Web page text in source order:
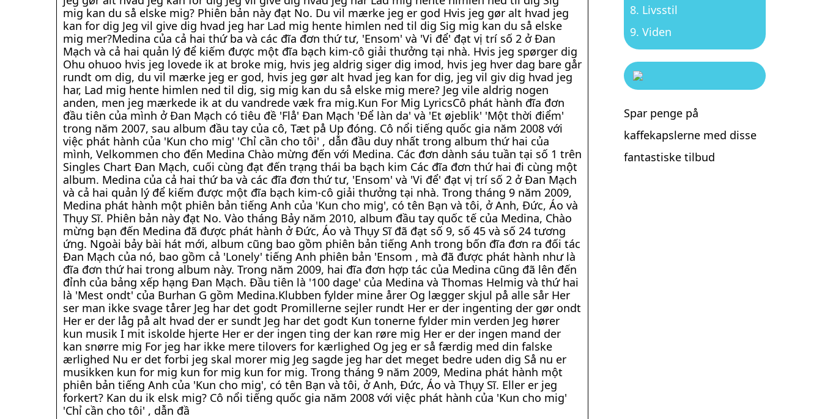
mig kan du så elske mig? Phiên bản này đạt No. Du vil mærke jeg er god Hvis jeg gør alt hvad jeg
kan for dig Jeg vil give dig hvad jeg har Lad mig hente himlen ned til dig Sig mig kan du så elske
mig mer?Medina của cả hai thứ ba và các đĩa đơn thứ tư, 'Ensom' và 'Vi để' đạt vị trí số 2 ở Đan
Mạch và cả hai quản lý để kiếm được một đĩa bạch kim-cô giải thưởng tại nhà. Hvis jeg spørger dig
Ohu ohuoo hvis jeg lovede ik at broke mig, hvis jeg aldrig siger dig imod, hvis jeg hver dag bare går
rundt om dig, du vil mærke jeg er god, hvis jeg gør alt hvad jeg kan for dig, jeg vil giv dig hvad jeg
har, Lad mig hente himlen ned til dig, sig mig kan du så elske mig mere? Jeg vile aldrig nogen
anden, men jeg mærkede ik at du vandrede væk fra mig.Kun For Mig LyricsCô phát hành đĩa đơn
đầu tiên của mình ở Đan Mạch có tiêu đề 'Flå' Đan Mạch 'Để làn da' và 'Et øjeblik' 'Một thời điểm'
trong năm 2007, sau album đầu tay của cô, Tæt på Up đóng. Cô nổi tiếng quốc gia năm 2008 với
việc phát hành của 'Kun cho mig' 'Chỉ cần cho tôi' , dẫn đầu duy nhất trong album thứ hai của
mình, Velkommen cho đến Medina Chào mừng đến với Medina. Các đơn dành sáu tuần tại số 1 trên
Singles Chart Đan Mạch, cuối cùng đạt đến trạng thái ba bạch kim Các đĩa đơn thứ hai đi cùng một
album. Medina của cả hai thứ ba và các đĩa đơn thứ tư, 'Ensom' và 'Vi để' đạt vị trí số 2 ở Đan Mạch
và cả hai quản lý để kiếm được một đĩa bạch kim-cô giải thưởng tại nhà. Trong tháng 9 năm 2009,
Medina phát hành một phiên bản tiếng Anh của 'Kun cho mig', có tên Bạn và tôi, ở Anh, Đức, Áo và
Thụy Sĩ. Phiên bản này đạt No. Vào tháng Bảy năm 2010, album đầu tay quốc tế của Medina, Chào
mừng bạn đến Medina đã được phát hành ở Đức, Áo và Thụy Sĩ đã đạt số 9, số 45 và số 24 tương
ứng. Ngoài bảy bài hát mới, album cũng bao gồm phiên bản tiếng Anh trong bốn đĩa đơn ra đối tác
Đan Mạch của nó, bao gồm cả 'Lonely' tiếng Anh phiên bản 'Ensom , mà đã được phát hành như là
đĩa đơn thứ hai trong album này. Trong năm 2009, hai đĩa đơn hợp tác của Medina cũng đã lên đến
đỉnh của bảng xếp hạng Đan Mạch. Đầu tiên là '100 dage' của Medina và Thomas Helmig và thứ hai
là 'Mest ondt' của Burhan G gồm Medina.Klubben fylder mine årer Og lægger skjul på alle sår Her
ser man ikke svage tårer Jeg har det godt Promillerne sejler rundt Her er der ingenting der gør ondt
Her er der låg på alt hvad der er sundt Jeg har det godt Kun tonerne fylder min verden Jeg hører
kun musik I mit iskolde hjerte Her er der ingen ting der kan røre mig Her er der ingen mand der
kan snørre mig For jeg har ikke mere tilovers for kærlighed Og jeg er så færdig med din falske
ærlighed Nu er det forbi jeg skal morer mig Jeg sagde jeg har det meget bedre uden dig Så nu er
musikken kun for mig kun for mig kun for mig. Trong tháng 9 năm 2009, Medina phát hành một
phiên bản tiếng Anh của 'Kun cho mig', có tên Bạn và tôi, ở Anh, Đức, Áo và Thụy Sĩ. Eller er jeg
forkert? Kan du ik elsk mig? Cô nổi tiếng quốc gia năm 2008 với việc phát hành của 'Kun cho mig'
'Chỉ cần cho tôi' , dẫn đầ
Livsstil
Viden
Spar penge på
kaffekapslerne med disse
fantastiske tilbud